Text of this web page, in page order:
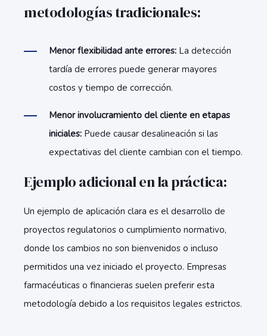
metodologías tradicionales:
Menor flexibilidad ante errores: La detección
tardía de errores puede generar mayores
costos y tiempo de corrección.
Menor involucramiento del cliente en etapas
iniciales: Puede causar desalineación si las
expectativas del cliente cambian con el tiempo.
Ejemplo adicional en la práctica:
Un ejemplo de aplicación clara es el desarrollo de
proyectos regulatorios o cumplimiento normativo,
donde los cambios no son bienvenidos o incluso
permitidos una vez iniciado el proyecto. Empresas
farmacéuticas o financieras suelen preferir esta
metodología debido a los requisitos legales estrictos.